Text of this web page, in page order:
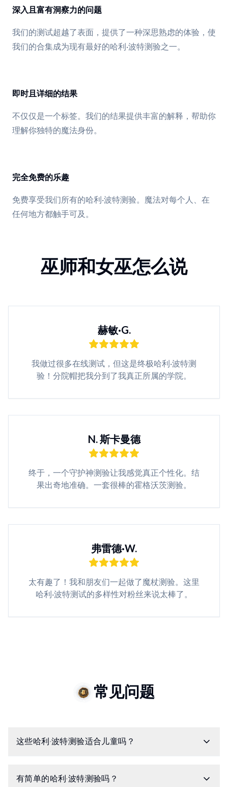
深入且富有洞察力的问题
我们的测试超越了表面，提供了一种深思熟虑的体验，使
我们的合集成为现有最好的哈利·波特测验之一。
即时且详细的结果
不仅仅是一个标签。我们的结果提供丰富的解释，帮助你
理解你独特的魔法身份。
完全免费的乐趣
免费享受我们所有的哈利·波特测验。魔法对每个人、在
任何地方都触手可及。
巫师和女巫怎么说
赫敏·G.
我做过很多在线测试，但这是终极哈利·波特测
验！分院帽把我分到了我真正所属的学院。
N. 斯卡曼德
终于，一个守护神测验让我感觉真正个性化。结
果出奇地准确。一套很棒的霍格沃茨测验。
弗雷德·W.
太有趣了！我和朋友们一起做了魔杖测验。这里
哈利·波特测试的多样性对粉丝来说太棒了。
常见问题
这些哈利·波特测验适合儿童吗？
有简单的哈利·波特测验吗？